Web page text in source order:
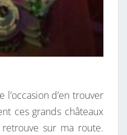
l’occasion d’en trouver
ces grands châteaux
sur ma route.